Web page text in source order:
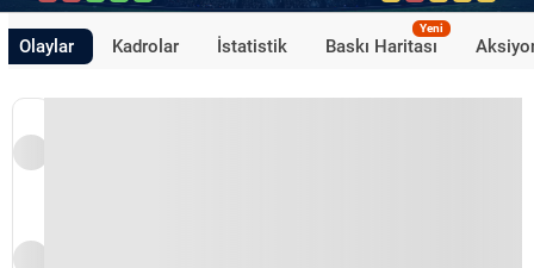
Olaylar Kadrolar İstatistik Baskı Haritası
Yeni